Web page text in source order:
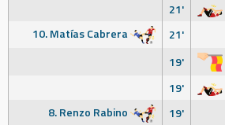
21'
10. Matías Cabrera
21'
19'
19'
8. Renzo Rabino
19'